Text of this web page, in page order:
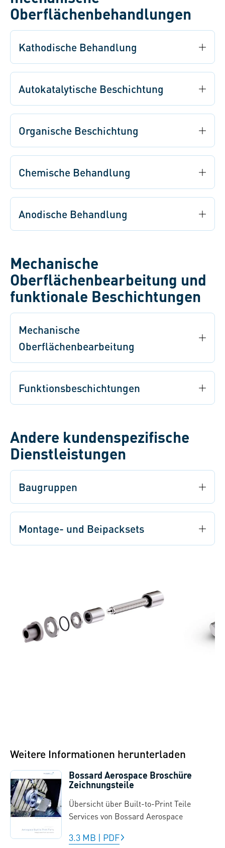
Oberflächenbehandlungen
Kathodische Behandlung
Autokatalytische Beschichtung
Organische Beschichtung
Chemische Behandlung
Anodische Behandlung
Mechanische
Oberflächenbearbeitung und
funktionale Beschichtungen
Mechanische
Oberflächenbearbeitung
Funktionsbeschichtungen
Andere kundenspezifische
Dienstleistungen
Baugruppen
Montage- und Beipacksets
Weitere Informationen herunterladen
Bossard Aerospace Broschüre
Zeichnungsteile
Übersicht über Built-to-Print Teile
Services von Bossard Aerospace
3.3 MB | PDF